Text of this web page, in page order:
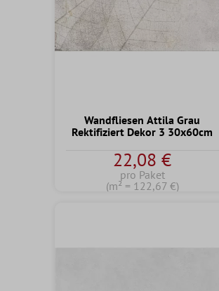
Wandfliesen Attila Grau
Rektifiziert Dekor 3 30x60cm
22,08 €
pro Paket
(m² = 122,67 €)